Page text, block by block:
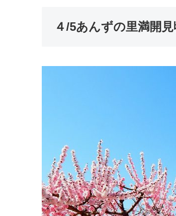
４/5あんずの里満開